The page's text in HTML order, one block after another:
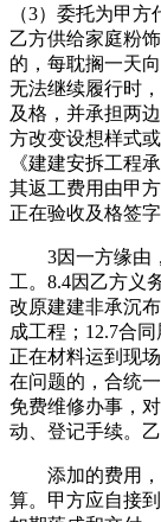
（3）委托为甲
乙方供给家庭粉
的，每耽搁一天
无法继续履行时
及格，并承担两
方改变设想样式
《建建安拆工程
其返工费用由甲
正在验收及格签字
3因一方缘由，
工。8.4因乙方义
改原建建非承沉
成工程；12.7合
正在材料运到现
在问题的，合统
免费维修办事，
动、登记手续。
添加的费用，
算。甲方应自接